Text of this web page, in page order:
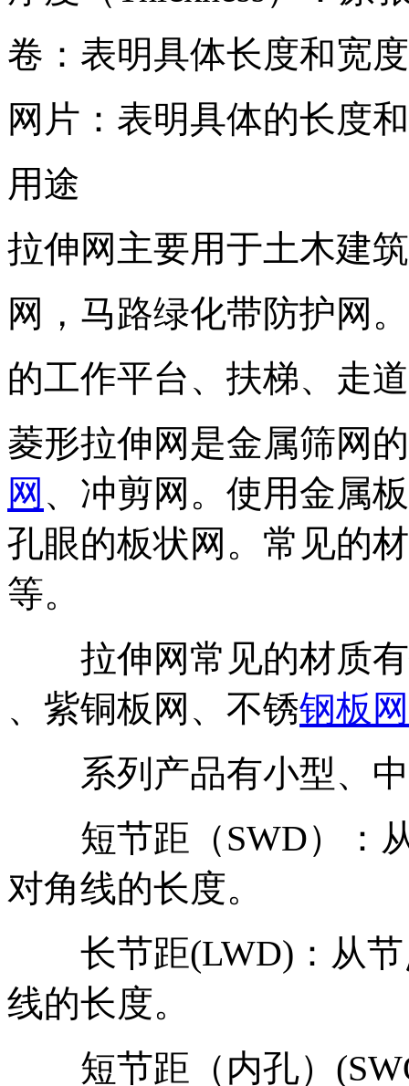
卷：表明具体长度和宽
网片：表明具体的长度
用途
拉伸网主要用于土木建
网，马路绿化带防护网。
的工作平台、扶梯、走
菱形拉伸网是金属筛网
网 、冲剪网。使用金属
孔眼的板状网。常见的
等。
拉伸网常见的材质有
、紫铜板网、不锈钢板网
系列产品有小型、中
短节距（SWD）：
对角线的长度。
长节距(LWD)：从节
线的长度。
短节距（内孔）